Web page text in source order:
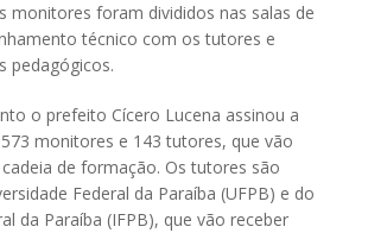
monitores foram divididos nas salas de
técnico com os tutores e
pedagógicos.
o prefeito Cícero Lucena assinou a
monitores e 143 tutores, que vão
de formação. Os tutores são
Federal da Paraíba (UFPB) e do
da Paraíba (IFPB), que vão receber